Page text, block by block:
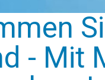
- Mit